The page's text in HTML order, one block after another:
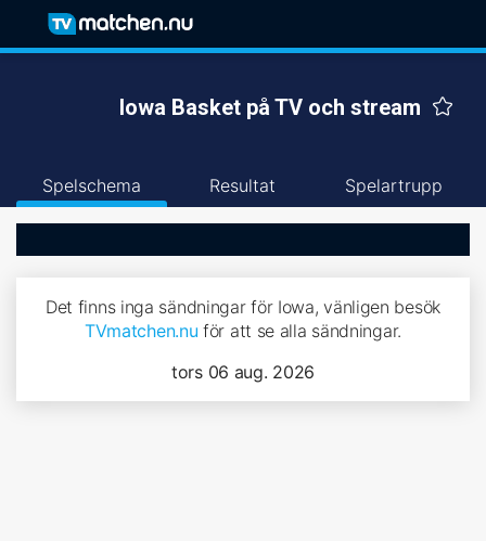
Iowa Basket på TV och stream
Spelschema Resultat Spelartrupp
Det finns inga sändningar för Iowa, vänligen besök
TVmatchen.nu för att se alla sändningar.
tors 06 aug. 2026